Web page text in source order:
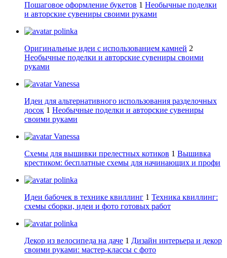
Пошаговое оформление букетов 1 Необычные поделки
и авторские сувениры своими руками
polinka
Оригинальные идеи с использованием камней 2
Необычные поделки и авторские сувениры своими
руками
Vanessa
Идеи для альтернативного использования разделочных
досок 1 Необычные поделки и авторские сувениры
своими руками
Vanessa
Схемы для вышивки прелестных котиков 1 Вышивка
крестиком: бесплатные схемы для начинающих и профи
polinka
Идеи бабочек в технике квиллинг 1 Техника квиллинг:
схемы сборки, идеи и фото готовых работ
polinka
Декор из велосипеда на даче 1 Дизайн интерьера и декор
своими руками: мастер-классы с фото